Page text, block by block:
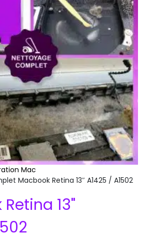
Mac
Macbook Retina 13″ A1425 / A1502
13"